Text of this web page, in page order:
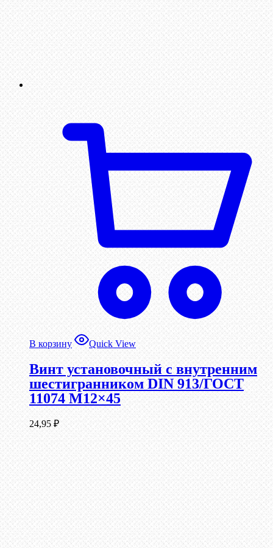
В корзину Quick View
Винт установочный с внутренним
шестигранником DIN 913/ГОСТ
11074 М12×45
24,95 ₽